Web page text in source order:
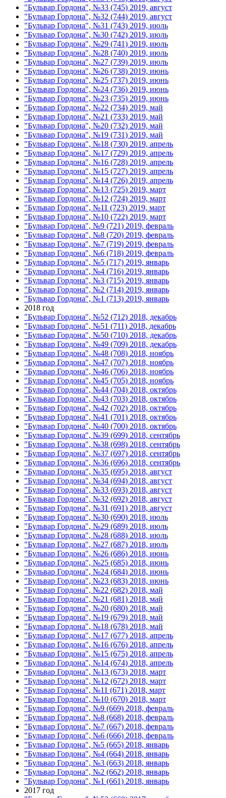
"Бульвар Гордона", №33 (745) 2019, август
"Бульвар Гордона", №32 (744) 2019, август
"Бульвар Гордона", №31 (743) 2019, июль
"Бульвар Гордона", №30 (742) 2019, июль
"Бульвар Гордона", №29 (741) 2019, июль
"Бульвар Гордона", №28 (740) 2019, июль
"Бульвар Гордона", №27 (739) 2019, июль
"Бульвар Гордона", №26 (738) 2019, июнь
"Бульвар Гордона", №25 (737) 2019, июнь
"Бульвар Гордона", №24 (736) 2019, июнь
"Бульвар Гордона", №23 (735) 2019, июнь
"Бульвар Гордона", №22 (734) 2019, май
"Бульвар Гордона", №21 (733) 2019, май
"Бульвар Гордона", №20 (732) 2019, май
"Бульвар Гордона", №19 (731) 2019, май
"Бульвар Гордона", №18 (730) 2019, апрель
"Бульвар Гордона", №17 (729) 2019, апрель
"Бульвар Гордона", №16 (728) 2019, апрель
"Бульвар Гордона", №15 (727) 2019, апрель
"Бульвар Гордона", №14 (726) 2019, апрель
"Бульвар Гордона", №13 (725) 2019, март
"Бульвар Гордона", №12 (724) 2019, март
"Бульвар Гордона", №11 (723) 2019, март
"Бульвар Гордона", №10 (722) 2019, март
"Бульвар Гордона", №9 (721) 2019, февраль
"Бульвар Гордона", №8 (720) 2019, февраль
"Бульвар Гордона", №7 (719) 2019, февраль
"Бульвар Гордона", №6 (718) 2019, февраль
"Бульвар Гордона", №5 (717) 2019, январь
"Бульвар Гордона", №4 (716) 2019, январь
"Бульвар Гордона", №3 (715) 2019, январь
"Бульвар Гордона", №2 (714) 2019, январь
"Бульвар Гордона", №1 (713) 2019, январь
2018 год
"Бульвар Гордона", №52 (712) 2018, декабрь
"Бульвар Гордона", №51 (711) 2018, декабрь
"Бульвар Гордона", №50 (710) 2018, декабрь
"Бульвар Гордона", №49 (709) 2018, декабрь
"Бульвар Гордона", №48 (708) 2018, ноябрь
"Бульвар Гордона", №47 (707) 2018, ноябрь
"Бульвар Гордона", №46 (706) 2018, ноябрь
"Бульвар Гордона", №45 (705) 2018, ноябрь
"Бульвар Гордона", №44 (704) 2018, октябрь
"Бульвар Гордона", №43 (703) 2018, октябрь
"Бульвар Гордона", №42 (702) 2018, октябрь
"Бульвар Гордона", №41 (701) 2018, октябрь
"Бульвар Гордона", №40 (700) 2018, октябрь
"Бульвар Гордона", №39 (699) 2018, сентябрь
"Бульвар Гордона", №38 (698) 2018, сентябрь
"Бульвар Гордона", №37 (697) 2018, сентябрь
"Бульвар Гордона", №36 (696) 2018, сентябрь
"Бульвар Гордона", №35 (695) 2018, август
"Бульвар Гордона", №34 (694) 2018, август
"Бульвар Гордона", №33 (693) 2018, август
"Бульвар Гордона", №32 (692) 2018, август
"Бульвар Гордона", №31 (691) 2018, август
"Бульвар Гордона", №30 (690) 2018, июль
"Бульвар Гордона", №29 (689) 2018, июль
"Бульвар Гордона", №28 (688) 2018, июль
"Бульвар Гордона", №27 (687) 2018, июль
"Бульвар Гордона", №26 (686) 2018, июнь
"Бульвар Гордона", №25 (685) 2018, июнь
"Бульвар Гордона", №24 (684) 2018, июнь
"Бульвар Гордона", №23 (683) 2018, июнь
"Бульвар Гордона", №22 (682) 2018, май
"Бульвар Гордона", №21 (681) 2018, май
"Бульвар Гордона", №20 (680) 2018, май
"Бульвар Гордона", №19 (679) 2018, май
"Бульвар Гордона", №18 (678) 2018, май
"Бульвар Гордона", №17 (677) 2018, апрель
"Бульвар Гордона", №16 (676) 2018, апрель
"Бульвар Гордона", №15 (675) 2018, апрель
"Бульвар Гордона", №14 (674) 2018, апрель
"Бульвар Гордона", №13 (673) 2018, март
"Бульвар Гордона", №12 (672) 2018, март
"Бульвар Гордона", №11 (671) 2018, март
"Бульвар Гордона", №10 (670) 2018, март
"Бульвар Гордона", №9 (669) 2018, февраль
"Бульвар Гордона", №8 (668) 2018, февраль
"Бульвар Гордона", №7 (667) 2018, февраль
"Бульвар Гордона", №6 (666) 2018, февраль
"Бульвар Гордона", №5 (665) 2018, январь
"Бульвар Гордона", №4 (664) 2018, январь
"Бульвар Гордона", №3 (663) 2018, январь
"Бульвар Гордона", №2 (662) 2018, январь
"Бульвар Гордона", №1 (661) 2018, январь
2017 год